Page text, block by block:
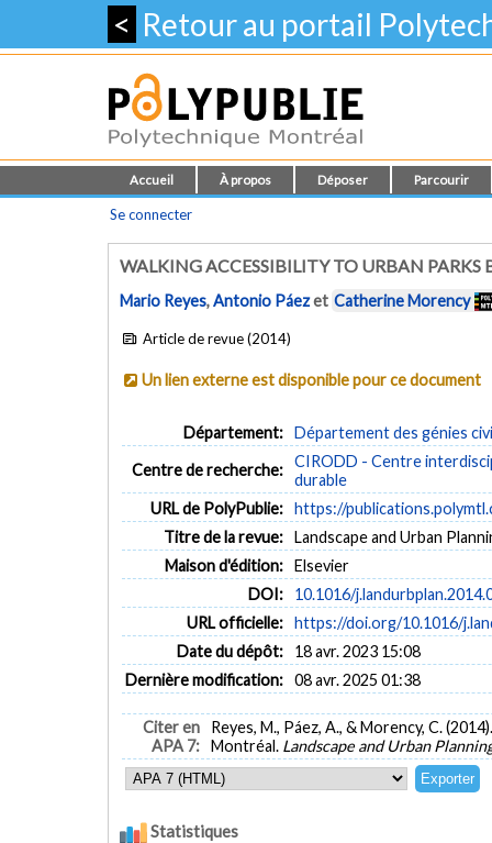
< Retour au portail
Accueil À propos Déposer Parcourir
Se connecter
WALKING ACCESSIBILITY TO URBAN PARKS
Mario Reyes,Antonio Páezet Catherine Morency
Article de revue (2014)
Un lien externe est disponible pour ce document
Département: Département des génies
Centre de recherche: CIRODD - Centre
durable
URL de PolyPublie: https://
Titre de la revue: Landscape and Urban
Maison d'édition: Elsevier
DOI:
10.1016/
URL officielle: https://doi.org/10.1016/
Date du dépôt:
18 avr. 2023 15:08
Dernière modification: 08 avr. 2025 01:38
Citer en
APA 7:
Reyes, M., Páez, A., & Morency, C.
Montréal. Landscape and Urban
Statistiques